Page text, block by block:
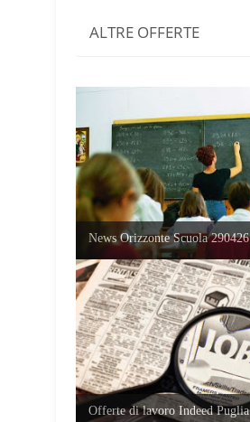
ALTRE OFFERTE
News Orizzonte Scuola 290426
Offerte di lavoro Indeed Puglia